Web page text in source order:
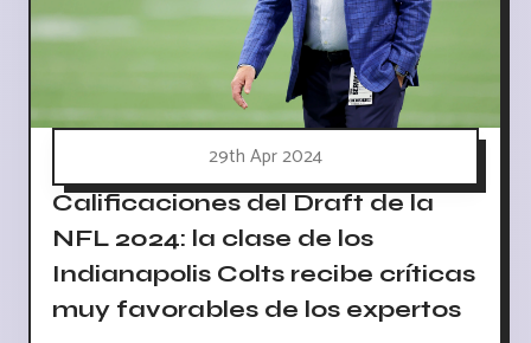
29th Apr 2024
Calificaciones del Draft de la
NFL 2024: la clase de los
Indianapolis Colts recibe críticas
muy favorables de los expertos